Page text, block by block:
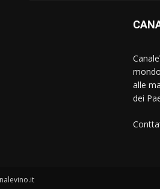
alle
dei